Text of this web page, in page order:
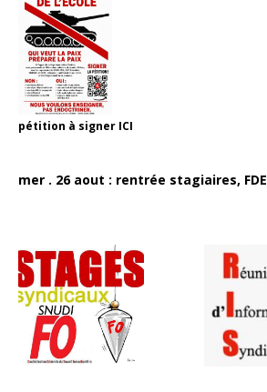
pétition à signer ICI
mer . 26 aout : rentrée stagiaires, FDE